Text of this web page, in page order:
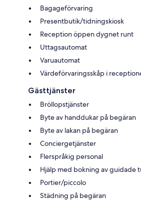
Bagageförvaring
Presentbutik/tidningskiosk
Reception öppen dygnet runt
Uttagsautomat
Varuautomat
Värdeförvaringsskåp i
Gästtjänster
Bröllopstjänster
Byte av handdukar på begäran
Byte av lakan på begäran
Conciergetjänster
Flerspråkig personal
Hjälp med bokning av guidade
Portier/piccolo
Städning på begäran